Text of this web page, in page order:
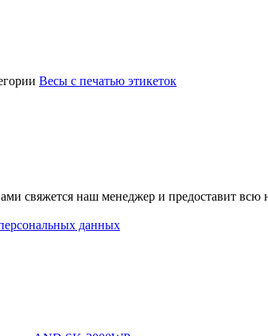
Весы с печатью этикеток
свяжется наш менеджер и предоставит
данных